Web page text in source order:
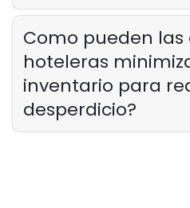
Como pueden las
hoteleras
inventario para
desperdicio?